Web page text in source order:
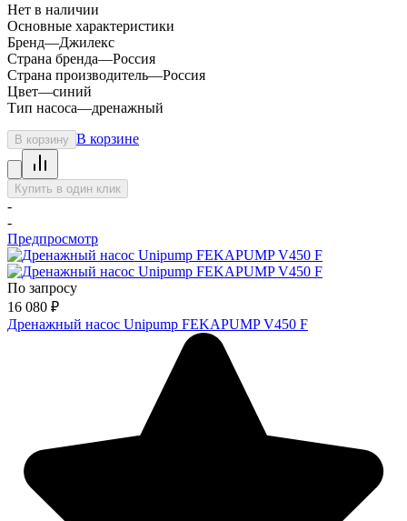
Нет в наличии
Основные характеристики
Бренд—Джилекс
Страна бренда—Россия
Страна производитель—Россия
Цвет—синий
Тип насоса—дренажный
В корзину В корзине
Купить в один клик
-
-
Предпросмотр
По запросу
16 080 ₽
Дренажный насос Unipump FEKAPUMP V450 F